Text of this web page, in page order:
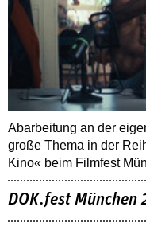
Abarbeitung an der
große Thema in der
Kino« beim Filmfest
DOK.fest München